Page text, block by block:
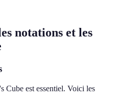
notations et les
Cube est essentiel. Voici les